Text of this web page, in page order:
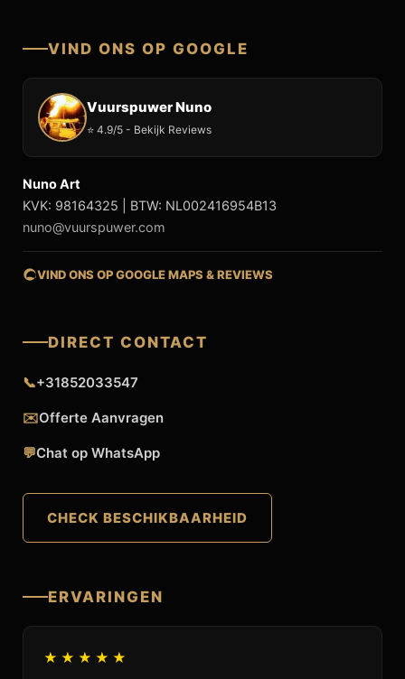
VIND ONS OP GOOGLE
Vuurspuwer Nuno
⭐ 4.9/5 - Bekijk Reviews
Nuno Art
KVK: 98164325 | BTW: NL002416954B13
nuno@vuurspuwer.com
VIND ONS OP GOOGLE MAPS & REVIEWS
DIRECT CONTACT
📞+31852033547
✉️Offerte Aanvragen
💬Chat op WhatsApp
CHECK BESCHIKBAARHEID
ERVARINGEN
★★★★★